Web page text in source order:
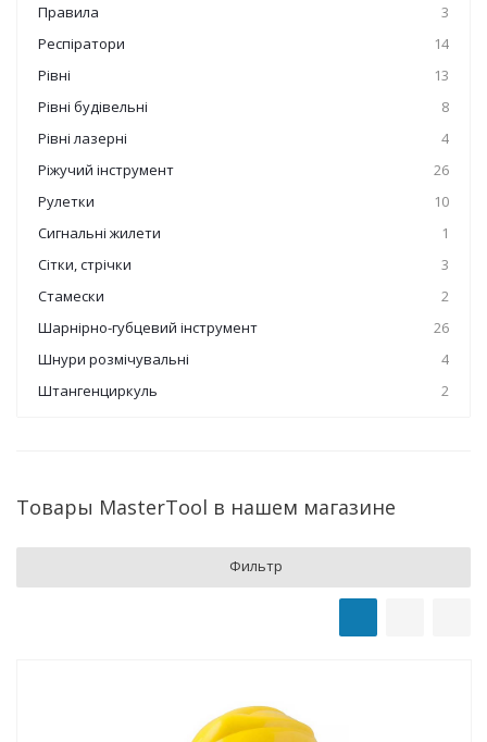
Правила
3
Респіратори
14
Рівні
13
Рівні будівельні
8
Рівні лазерні
4
Ріжучий інструмент
26
Рулетки
10
Сигнальні жилети
1
Сітки, стрічки
3
Стамески
2
Шарнірно-губцевий інструмент
26
Шнури розмічувальні
4
Штангенциркуль
2
Товары MasterTool в нашем магазине
Фильтр